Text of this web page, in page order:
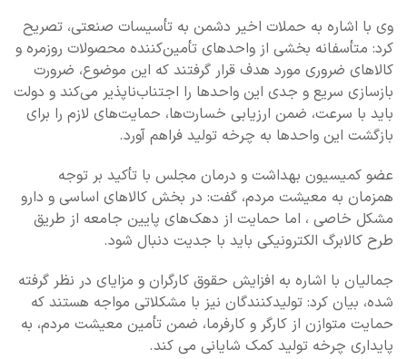
وی با اشاره به حملات اخیر دشمن به تأسیسات صنعتی، تصریح
کرد: متأسفانه بخشی از واحدهای تأمین‌کننده محصولات روزمره و
کالاهای ضروری مورد هدف قرار گرفتند که این موضوع، ضرورت
بازسازی سریع و جدی این واحدها را اجتناب‌ناپذیر می‌کند و دولت
باید با سرعت، ضمن ارزیابی خسارت‌ها، حمایت‌های لازم را برای
بازگشت این واحدها به چرخه تولید فراهم آورد.
عضو کمیسیون بهداشت و درمان مجلس با تأکید بر توجه
همزمان به معیشت مردم، گفت: در بخش کالاهای اساسی و دارو
مشکل خاصی ، اما حمایت از دهک‌های پایین جامعه از طریق
طرح کالابرگ الکترونیکی باید با جدیت دنبال شود.
جمالیان با اشاره به افزایش حقوق کارگران و مزایای در نظر گرفته
شده، بیان کرد: تولیدکنندگان نیز با مشکلاتی مواجه هستند که
حمایت متوازن از کارگر و کارفرما، ضمن تأمین معیشت مردم، به
پایداری چرخه تولید کمک شایانی می کند.